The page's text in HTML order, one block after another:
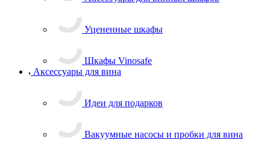
Уцененные шкафы
Шкафы Vinosafe
Аксессуары для вина
Идеи для подарков
Вакуумные насосы и пробки для вина